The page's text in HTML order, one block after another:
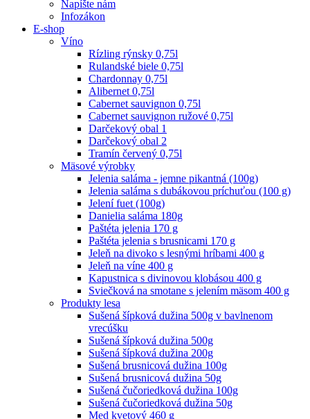
Napíšte nám
Infozákon
E-shop
Víno
Rízling rýnsky 0,75l
Rulandské biele 0,75l
Chardonnay 0,75l
Alibernet 0,75l
Cabernet sauvignon 0,75l
Cabernet sauvignon ružové 0,75l
Darčekový obal 1
Darčekový obal 2
Tramín červený 0,75l
Mäsové výrobky
Jelenia saláma - jemne pikantná (100g)
Jelenia saláma s dubákovou príchuťou (100 g)
Jelení fuet (100g)
Danielia saláma 180g
Paštéta jelenia 170 g
Paštéta jelenia s brusnicami 170 g
Jeleň na divoko s lesnými hríbami 400 g
Jeleň na víne 400 g
Kapustnica s divinovou klobásou 400 g
Sviečková na smotane s jelením mäsom 400 g
Produkty lesa
Sušená šípková dužina 500g v bavlnenom
vrecúšku
Sušená šípková dužina 500g
Sušená šípková dužina 200g
Sušená brusnicová dužina 100g
Sušená brusnicová dužina 50g
Sušená čučoriedková dužina 100g
Sušená čučoriedková dužina 50g
Med kvetový 460 g